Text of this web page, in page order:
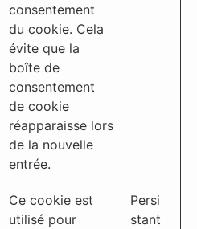
consentement
du cookie. Cela
évite que la
boîte de
consentement
de cookie
réapparaisse lors
de la nouvelle
entrée.
Ce cookie est
utilisé pour
Persi
stant